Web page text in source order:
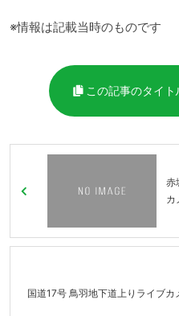
※情報は記載当時のものです
この記事のタイト
赤
カ
国道17号 鳥羽地下道上りライブカ